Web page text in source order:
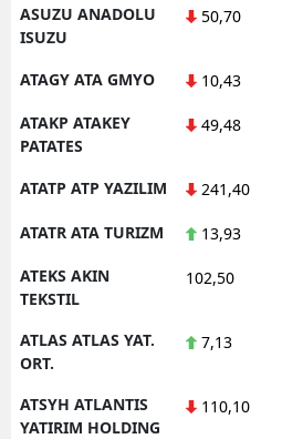
ASUZU ANADOLU
ISUZU
50,70
ATAGY ATA GMYO 10,43
ATAKP ATAKEY
PATATES
49,48
ATATP ATP YAZILIM 241,40
ATATR ATA TURIZM 13,93
ATEKS AKIN
TEKSTIL
102,50
ATLAS ATLAS YAT.
ORT.
7,13
ATSYH ATLANTIS
YATIRIM HOLDING
110,10